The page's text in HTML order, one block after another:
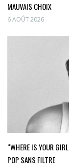
MAUVAIS CHOIX
6 AOÛT 2026
“WHERE IS YOUR
POP SANS FILTRE